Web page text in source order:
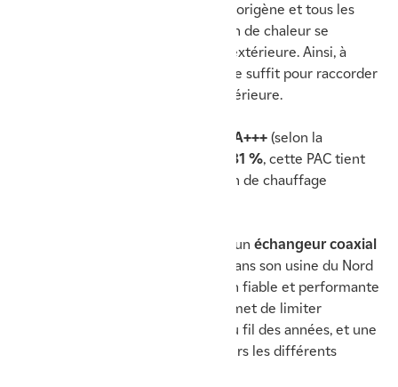
d'un équipement dont le fluide frigorigène et tous les
composants propres à la production de chaleur se
trouvent uniquement dans l'unité extérieure. Ainsi, à
l'installation, une liaison hydraulique suffit pour raccorder
le groupe extérieur avec l'unité intérieure.
classe énergétique A+++ (selon la
ETAS jusqu’à 181 %, cette PAC tient
ses promesses pour une production de chauffage
Côté technique, elle est équipée d'un échangeur coaxial
. Développé dans son usine du Nord
de la France, il garantit une solution fiable et performante
dans le temps. Un système qui permet de limiter
l’encrassement de votre appareil au fil des années, et une
meilleure diffusion de la chaleur vers les différents